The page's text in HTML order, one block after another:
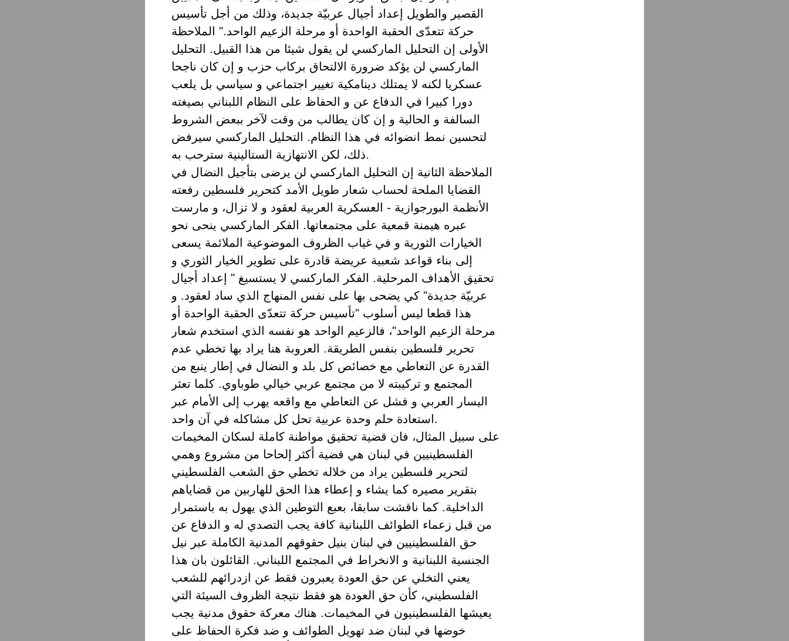
القصير والطويل إعداد أجيال عربيّة جديدة، وذلك من أجل تأسيس
حركة تتعدّى الحقبة الواحدة أو مرحلة الزعيم الواحد." الملاحظة
الأولى إن التحليل الماركسي لن يقول شيئا من هذا القبيل. التحليل
الماركسي لن يؤكد ضرورة الالتحاق بركاب حزب و إن كان ناجحا
عسكريا لكنه لا يمتلك دينامكية تغيير اجتماعي و سياسي بل يلعب
دورا كبيرا في الدفاع عن و الحفاظ على النظام اللبناني بصيغته
السالفة و الحالية و إن كان يطالب من وقت لآخر ببعض الشروط
لتحسين نمط انضوائه في هذا النظام. التحليل الماركسي سيرفض
ذلك، لكن الانتهازية الستالينية سترحب به.
الملاحظة الثانية إن التحليل الماركسي لن يرضى بتأجيل النضال في
القضايا الملحة لحساب شعار طويل الأمد كتحرير فلسطين رفعته
الأنظمة البورجوازية - العسكرية العربية لعقود و لا تزال، و مارست
عبره هيمنة قمعية على مجتمعاتها. الفكر الماركسي ينحى نحو
الخيارات الثورية و في غياب الظروف الموضوعية الملائمة يسعى
إلى بناء قواعد شعبية عريضة قادرة على تطوير الخيار الثوري و
تحقيق الأهداف المرحلية. الفكر الماركسي لا يستسيغ " إعداد أجيال
عربيّة جديدة" كي يضحى بها على نفس المنهاج الذي ساد لعقود. و
هذا قطعا ليس أسلوب "تأسيس حركة تتعدّى الحقبة الواحدة أو
مرحلة الزعيم الواحد"، فالزعيم الواحد هو نفسه الذي استخدم شعار
تحرير فلسطين بنفس الطريقة. العروبة هنا يراد بها تخطي عدم
القدرة عن التعاطي مع خصائص كل بلد و النضال في إطار ينبع من
المجتمع و تركيبته لا من مجتمع عربي خيالي طوباوي. كلما تعثر
اليسار العربي و فشل عن التعاطي مع واقعه يهرب إلى الأمام عبر
استعادة حلم وحدة عربية تحل كل مشاكله في آن واحد.
على سبيل المثال، فان قضية تحقيق مواطنة كاملة لسكان المخيمات
الفلسطينيين في لبنان هي قضية أكثر إلحاحا من مشروع وهمي
لتحرير فلسطين يراد من خلاله تخطي حق الشعب الفلسطيني
بتقرير مصيره كما يشاء و إعطاء هذا الحق للهاربين من قضاياهم
الداخلية. كما ناقشت سابقا، بعبع التوطين الذي يهول به باستمرار
من قبل زعماء الطوائف اللبنانية كافة يجب التصدي له و الدفاع عن
حق الفلسطينيين في لبنان بنيل حقوقهم المدنية الكاملة عبر نيل
الجنسية اللبنانية و الانخراط في المجتمع اللبناني. القائلون بان هذا
يعني التخلي عن حق العودة يعبرون فقط عن ازدرائهم للشعب
الفلسطيني، كأن حق العودة هو فقط نتيجة الظروف السيئة التي
يعيشها الفلسطينيون في المخيمات. هناك معركة حقوق مدنية يجب
خوضها في لبنان ضد تهويل الطوائف و ضد فكرة الحفاظ على